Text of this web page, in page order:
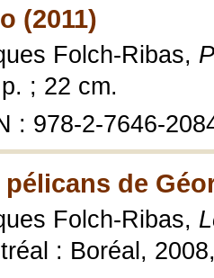
(2011)
Folch-Ribas,
; 22 cm.
: 978-2-7646-
pélicans de
Folch-Ribas,
: Boréal,